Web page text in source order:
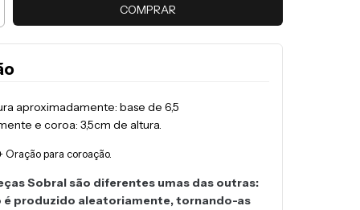
aproximadamente: base de 6,5
e coroa: 3,5cm de altura.
Oração para coroação.
Sobral são diferentes umas das outras:
é produzido aleatoriamente, tornando-as